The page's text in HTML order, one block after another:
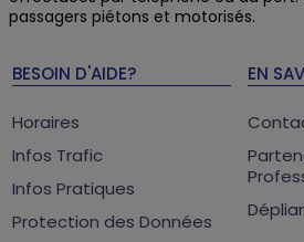
passagers piétons et motorisés.
BESOIN D'AIDE?
Horaires
Infos Trafic
Infos Pratiques
Protection des Données
EN